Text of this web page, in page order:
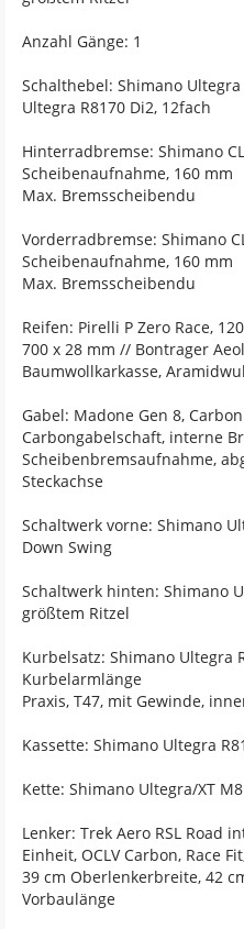
Anzahl Gänge: 1
Schalthebel: Shimano
Ultegra R8170 Di2, 12fach
Hinterradbremse: Shimano
Scheibenaufnahme, 160 mm
Max. Bremsscheibendu
Vorderradbremse: Shimano
Scheibenaufnahme, 160 mm
Max. Bremsscheibendu
Reifen: Pirelli P Zero Race,
700 x 28 mm // Bontrager
Baumwollkarkasse,
Gabel: Madone Gen 8,
Carbongabelschaft, interne
Scheibenbremsaufnahme,
Steckachse
Schaltwerk vorne: Shimano
Down Swing
Schaltwerk hinten: Shimano
größtem Ritzel
Kurbelsatz: Shimano Ultegra
Kurbelarmlänge
Praxis, T47, mit Gewinde,
Kassette: Shimano Ultegra
Kette: Shimano Ultegra/XT
Lenker: Trek Aero RSL Road
Einheit, OCLV Carbon, Race
39 cm Oberlenkerbreite, 42
Vorbaulänge